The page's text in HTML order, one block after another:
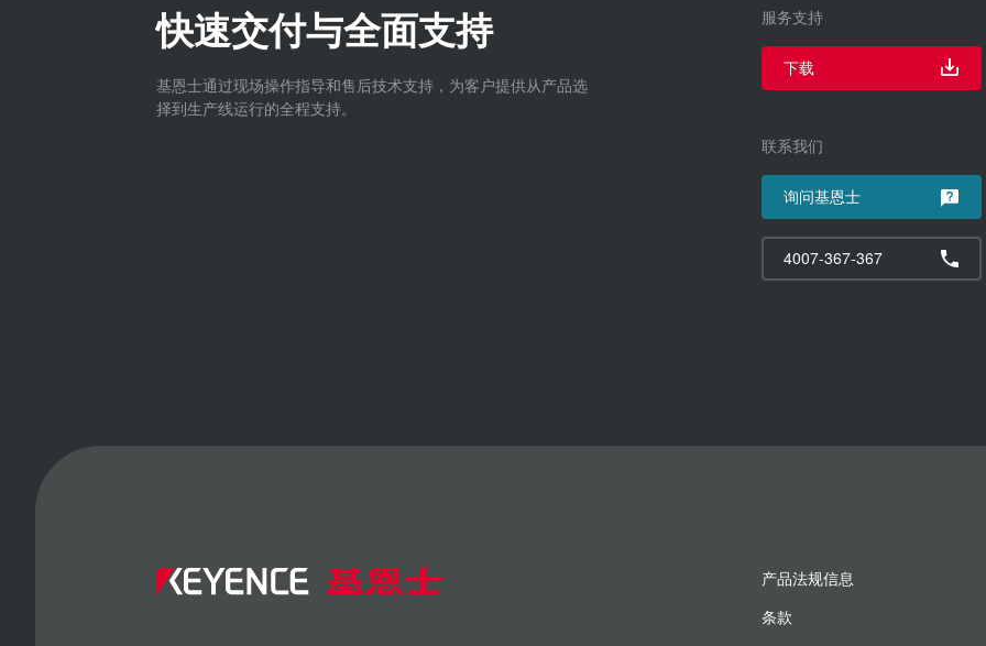
快速交付与全面支持
基恩士通过现场操作指导和售后技术支持，为客户提供从产品选
择到生产线运行的全程支持。
服务支持
下载
联系我们
询问基恩士
4007-367-367
产品法规信息
条款